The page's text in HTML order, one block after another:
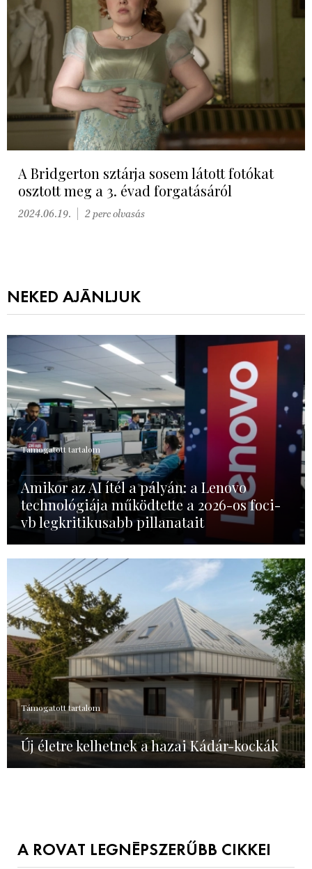
A Bridgerton sztárja sosem látott fotókat
osztott meg a 3. évad forgatásáról
2024.06.19. 2 perc olvasás
NEKED AJÁNLJUK
Támogatott tartalom
Amikor az AI ítél a pályán: a Lenovo
technológiája működtette a 2026-os foci-
vb legkritikusabb pillanatait
Támogatott tartalom
Új életre kelhetnek a hazai Kádár-kockák
A ROVAT LEGNÉPSZERŰBB CIKKEI